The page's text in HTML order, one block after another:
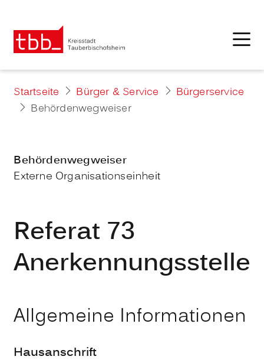
Startseite Bürger & Service
Bürgerservice
Behördenwegweiser
Behördenwegweiser
Externe Organisationseinheit
Referat 73
Anerkennungsstelle
Allgemeine Informationen
Hausanschrift